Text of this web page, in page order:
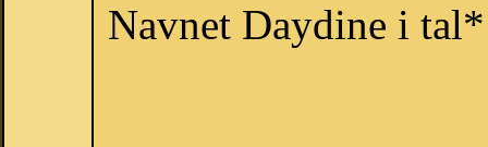
Navnet Daydine i tal*